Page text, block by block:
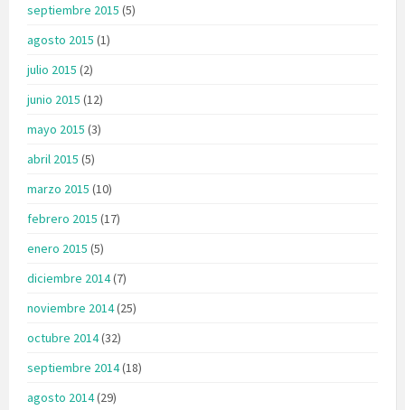
septiembre 2015 (5)
agosto 2015 (1)
julio 2015 (2)
junio 2015 (12)
mayo 2015 (3)
abril 2015 (5)
marzo 2015 (10)
febrero 2015 (17)
enero 2015 (5)
diciembre 2014(7)
noviembre 2014(25)
octubre 2014(32)
septiembre 2014(18)
agosto 2014(29)